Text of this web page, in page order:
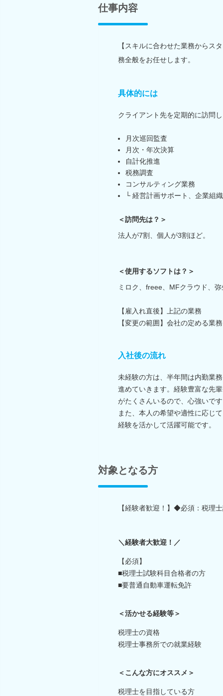
仕事内容
【スキルに合わせた業務からス
務全般をお任せします。
具体的には
クライアント先を定期的に訪問
月次巡回監査
月次・年次決算
自計化推進
税務調査
コンサルティング業務
└ 経営計画サポート、企業組
＜訪問先は？＞
法人が7割、個人が3割ほど。
＜使用するソフトは？＞
ミロク、freee、MFクラウド、
【雇入れ直後】上記の業務
【変更の範囲】会社の定める業務
入社後の流れ
未経験の方は、半年間は内勤業
進めていきます。経験豊富な先
がたくさんいるので、心強いで
また、本人の希望や適性に応じ
経験を活かして活躍可能です。
対象となる方
【経験者歓迎！】◆必須：税理
＼経験者大歓迎！／
【必須】
■税理士試験科目合格者の方
■要普通自動車運転免許
＜活かせる経験等＞
税理士の資格
税理士事務所での就業経験
＜こんな方にオススメ＞
税理士を目指している方